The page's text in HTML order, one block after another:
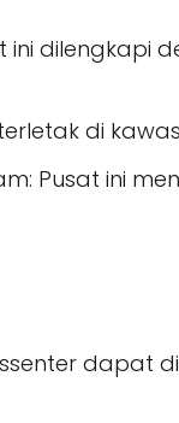
ini dilengkapi
di
Pusat ini
dapat